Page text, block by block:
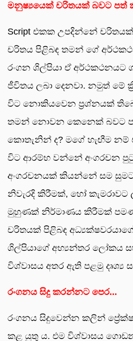
මනුෂ්‍යයෙක් චරිතයක් බවට පත්
Script එකක උපදින්නේ
චරිතය පිළිබඳ තමන් ගේ
රංගන ශිල්පියා ඒ අර්ථකථනයට
ජීවිතය ලබා දෙනවා. නමුත් මේ
විට නොකියවෙන ප්‍රශ්නයක්
තමන් නොවන කෙනෙක් බවට
කොතැනින් ද? මගේ හැඟීම
විට ආරම්භ වන්නේ අංගරචන
අංගරචනයක් කියන්නේ සම
නිවැරදි කිරීමක්, හෝ
මුහුණක් නිර්මාණය කිරීමක්
චරිතයක් පිළිබඳ අධ්‍යක්ෂවරයාගේ
ශිල්පියාගේ අභ්‍යන්තර ලෝකය
විශ්වාසය අතර ඇති පළමු දෘශ්‍ය
රංගනය සිදු කරන්නට පෙර...
රංගනය සිදුවෙන්න කලින්
කළ යුතු ය. එම විශ්වාසය